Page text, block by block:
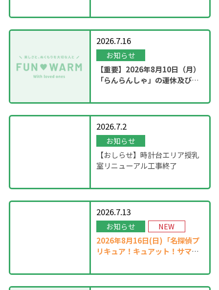
2026.7.16
お知らせ
【重要】2026年8月10日（月）
「らんらんしゃ」の運休及び園
2026.7.2
お知らせ
【おしらせ】時計台エリア授乳
室リニューアル工事終了
2026.7.13
お知らせ NEW
2026年8月16日(日)「名探偵プ
リキュア！キュアット！サマー